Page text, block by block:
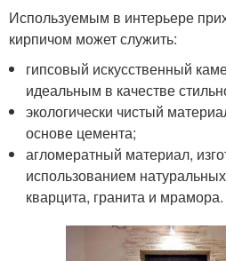
Используемым в интерьере
кирпичом может служить:
гипсовый искусственный
идеальным в качестве
экологически чистый
основе цемента;
агломератный материал,
использованием
кварцита, гранита и мрамора.